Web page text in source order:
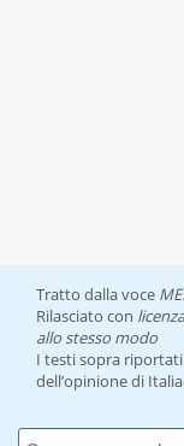
Tratto dalla voce
Rilasciato con
allo stesso modo
I testi sopra
dell’opinione di